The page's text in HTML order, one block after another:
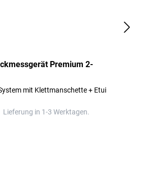
Premium 2-
mit Klettmanschette + Etui
Lieferung in 1-3 Werktagen.